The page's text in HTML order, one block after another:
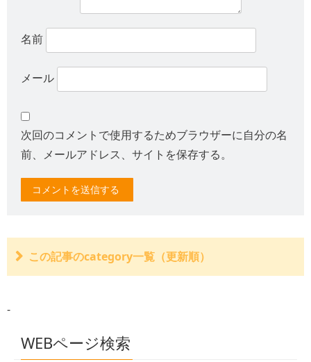
名前
メール
次回のコメントで使用するためブラウザーに自分の名
前、メールアドレス、サイトを保存する。
この記事のcategory一覧（更新順）
長野原町の交通事故損賠訴訟：無罪男性の請求棄却
「証言は虚偽」退ける ／群馬
-
WEBページ検索